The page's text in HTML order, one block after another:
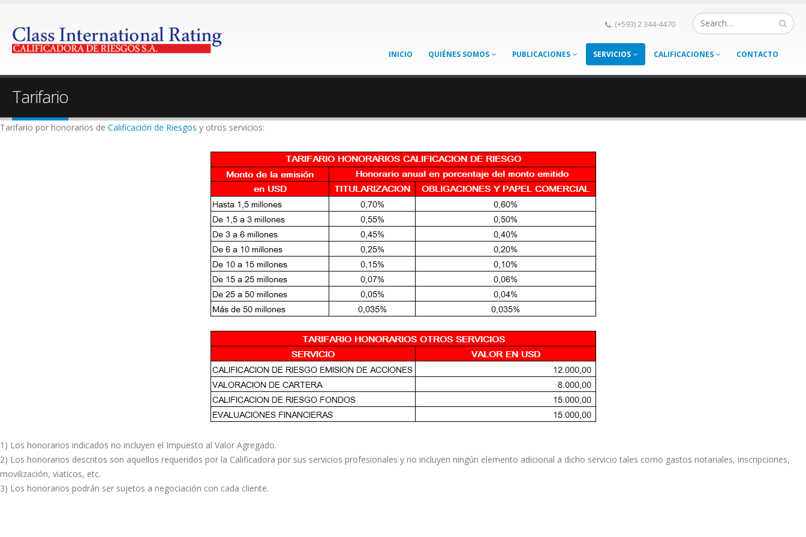
(+593) 2 344-4470
INICIO QUIÉNES SOMOS PUBLICACIONES SERVICIOS CALIFICACIONES CONTACTO
Tarifario
Tarifario por honorarios de Calificación de Riesgos y otros servicios:
1) Los honorarios indicados no incluyen el Impuesto al Valor Agregado.
2) Los honorarios descritos son aquellos requeridos por la Calificadora por sus servicios profesionales y no incluyen ningún elemento adicional a dicho servicio tales como gastos notariales, inscripciones,
movilización, viaticos, etc.
3) Los honorarios podrán ser sujetos a negociación con cada cliente.